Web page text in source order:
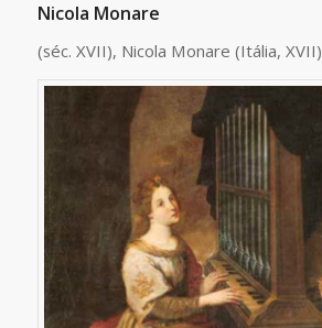
Nicola Monare
(séc. XVII), Nicola Monare (Itália, XVII)